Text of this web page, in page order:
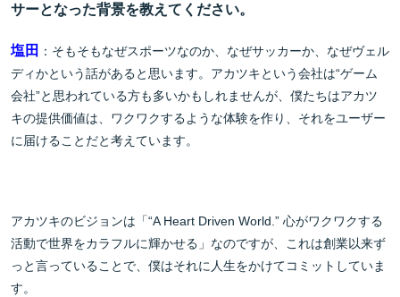
サーとなった背景を教えてください。
塩田 ：そもそもなぜスポーツなのか、なぜサッカーか、なぜヴェル
ディかという話があると思います。アカツキという会社は“ゲーム
会社”と思われている方も多いかもしれませんが、僕たちはアカツ
キの提供価値は、ワクワクするような体験を作り、それをユーザー
に届けることだと考えています。
アカツキのビジョンは「“A Heart Driven World.” 心がワクワクする
活動で世界をカラフルに輝かせる」なのですが、これは創業以来ず
っと言っていることで、僕はそれに人生をかけてコミットしていま
す。